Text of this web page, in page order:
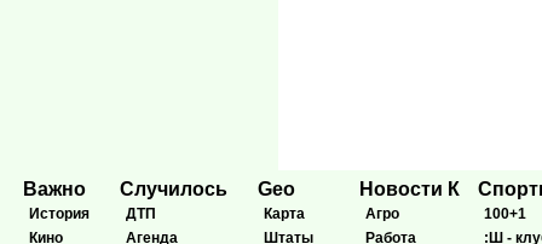
Важно
История
Кино
Случилось
ДТП
Агенда
Geo
Карта
Штаты
Новости К
Агро
Работа
100+1
:Ш -